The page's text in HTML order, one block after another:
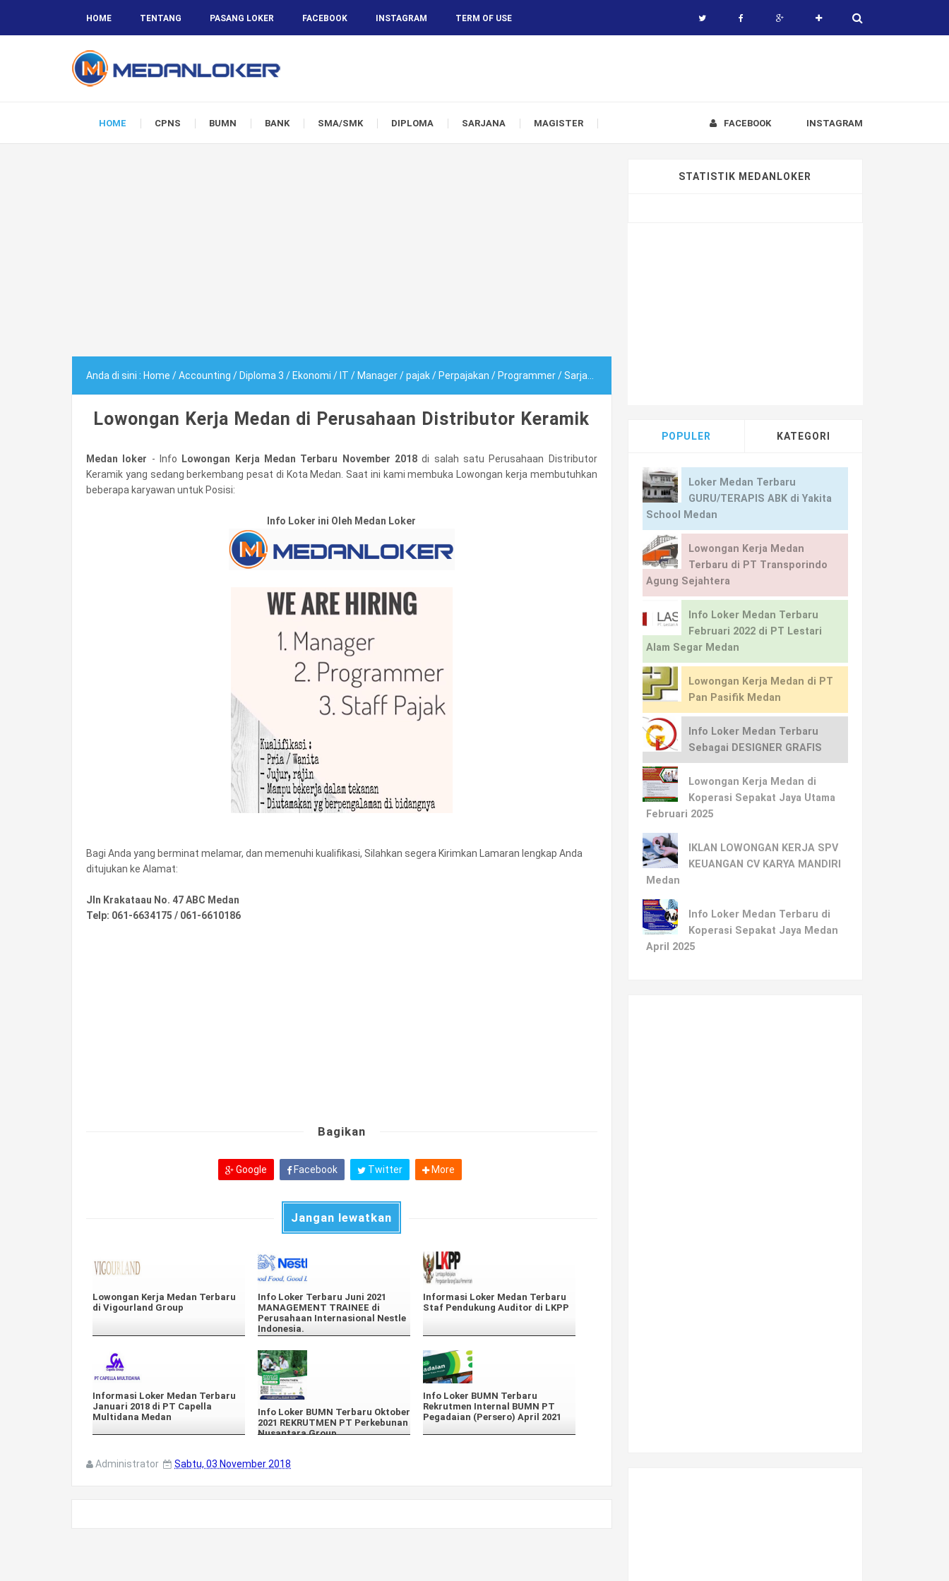
HOME TENTANG PASANG LOKER FACEBOOK INSTAGRAM TERM OF USE
HOME CPNS BUMN BANK SMA/SMK DIPLOMA SARJANA MAGISTER INSTAGRAM
FACEBOOK
Anda di sini : Home /Accounting / Diploma 3 / Ekonomi / IT / Manager/pajak/ Perpajakan / Programmer/Sarjana (S1)
Lowongan Kerja Medan di Perusahaan Distributor Keramik
Medan loker - Info Lowongan Kerja Medan Terbaru November 2018 di salah satu Perusahaan Distributor
Keramik yang sedang berkembang pesat di Kota Medan. Saat ini kami membuka Lowongan kerja membutuhkan
beberapa karyawan untuk Posisi:
Info Loker ini Oleh Medan Loker
Bagi Anda yang berminat melamar, dan memenuhi kualifikasi, Silahkan segera Kirimkan Lamaran lengkap Anda
ditujukan ke Alamat:
Jln Krakataau No. 47 ABC Medan
Telp: 061-6634175 / 061-6610186
Bagikan
Google Facebook Twitter More
Jangan lewatkan
Lowongan Kerja Medan Terbaru
di Vigourland Group
Info Loker Terbaru Juni 2021
MANAGEMENT TRAINEE di
Perusahaan Internasional Nestle
Indonesia.
Informasi Loker Medan Terbaru
Staf Pendukung Auditor di LKPP
Informasi Loker Medan Terbaru
Januari 2018 di PT Capella
Multidana Medan
Info Loker BUMN Terbaru Oktober
2021 REKRUTMEN PT Perkebunan
Nusantara Group
Info Loker BUMN Terbaru
Rekrutmen Internal BUMN PT
Pegadaian (Persero) April 2021
Administrator Sabtu, 03 November 2018
STATISTIK MEDANLOKER
POPULER KATEGORI
Loker Medan Terbaru
GURU/TERAPIS ABK di Yakita
School Medan
Lowongan Kerja Medan
Terbaru di PT Transporindo
Agung Sejahtera
Info Loker Medan Terbaru
Februari 2022 di PT Lestari
Alam Segar Medan
Lowongan Kerja Medan di PT
Pan Pasifik Medan
Info Loker Medan Terbaru
Sebagai DESIGNER GRAFIS
Lowongan Kerja Medan di
Koperasi Sepakat Jaya Utama
Februari 2025
IKLAN LOWONGAN KERJA SPV
KEUANGAN CV KARYA MANDIRI
Medan
Info Loker Medan Terbaru di
Koperasi Sepakat Jaya Medan
April 2025